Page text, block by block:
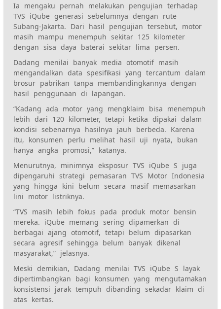
Ia mengaku pernah melakukan pengujian terhadap
TVS iQube generasi sebelumnya dengan rute
Subang-Jakarta. Dari hasil pengujian tersebut, motor
masih mampu menempuh sekitar 125 kilometer
dengan sisa daya baterai sekitar lima persen.
Dadang menilai banyak media otomotif masih
mengandalkan data spesifikasi yang tercantum dalam
brosur pabrikan tanpa membandingkannya dengan
hasil penggunaan di lapangan.
“Kadang ada motor yang mengklaim bisa menempuh
lebih dari 120 kilometer, tetapi ketika dipakai dalam
kondisi sebenarnya hasilnya jauh berbeda. Karena
itu, konsumen perlu melihat hasil uji nyata, bukan
hanya angka promosi,” katanya.
Menurutnya, minimnya eksposur TVS iQube S juga
dipengaruhi strategi pemasaran TVS Motor Indonesia
yang hingga kini belum secara masif memasarkan
lini motor listriknya.
“TVS masih lebih fokus pada produk motor bensin
mereka. iQube memang sering dipamerkan di
berbagai ajang otomotif, tetapi belum dipasarkan
secara agresif sehingga belum banyak dikenal
masyarakat,” jelasnya.
Meski demikian, Dadang menilai TVS iQube S layak
dipertimbangkan bagi konsumen yang mengutamakan
konsistensi jarak tempuh dibanding sekadar klaim di
atas kertas.